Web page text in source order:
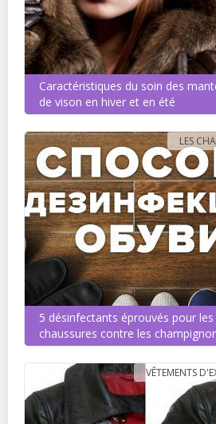
Caractéristiques du soin des
de vison en hiver et en été
5 désinfectants éprouvés pour les
chaussures contre les
LES
VÊTEMENTS